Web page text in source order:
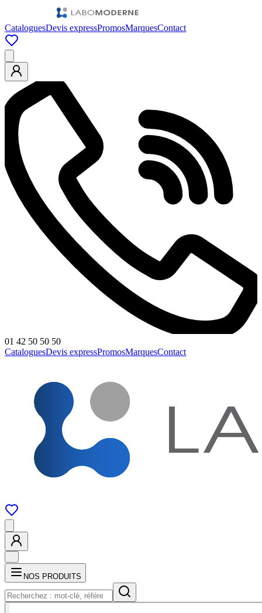
CataloguesDevis expressPromosMarquesContact
01 42 50 50 50
CataloguesDevis expressPromosMarquesContact
NOS PRODUITS